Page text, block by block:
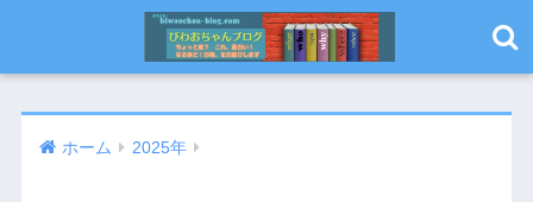
ホーム 2025年